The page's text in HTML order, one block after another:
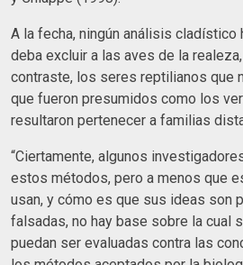
A la fecha, ningún análisis cladístico
deba excluir a las aves de la
contraste, los seres reptilianos que
que fueron presumidos como los
resultaron pertenecer a familias
“Ciertamente, algunos
estos métodos, pero a menos que
usan, y cómo es que sus ideas son
falsadas, no hay base sobre la cual
puedan ser evaluadas contra las